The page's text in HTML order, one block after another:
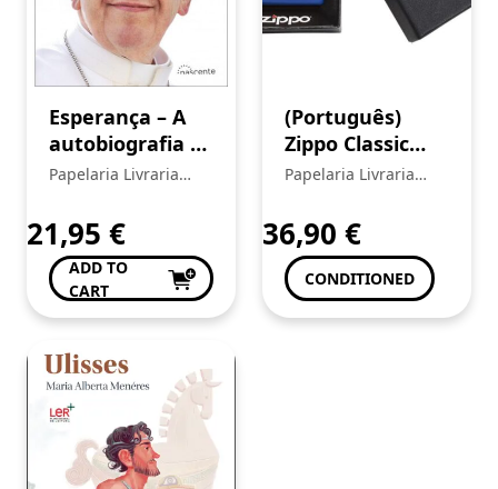
Esperança – A
autobiografia –
Papa Francisco
Papelaria Livraria
21,95 €
ADD TO
CART
(Português)
Zippo Classic
Royal Blue
Logo
Papelaria Livraria
36,90 €
CONDITIONED